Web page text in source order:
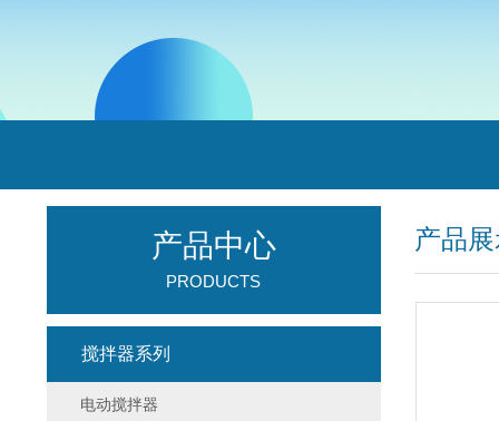
产品
产品中心
PRODUCTS
搅拌器系列
电动搅拌器